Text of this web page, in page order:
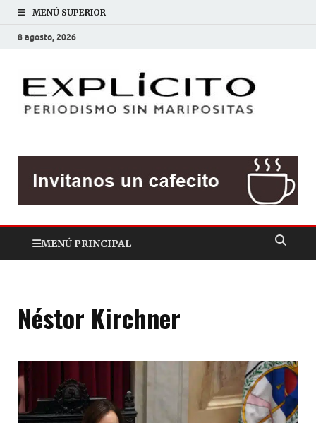
MENÚ SUPERIOR
8 agosto, 2026
MENÚ PRINCIPAL
Néstor Kirchner